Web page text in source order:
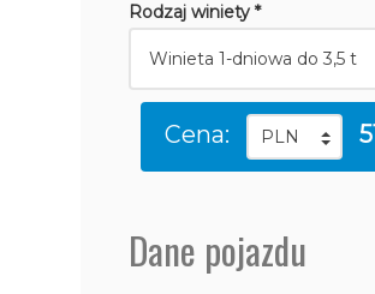
Rodzaj winiety *
Cena:
Dane pojazdu